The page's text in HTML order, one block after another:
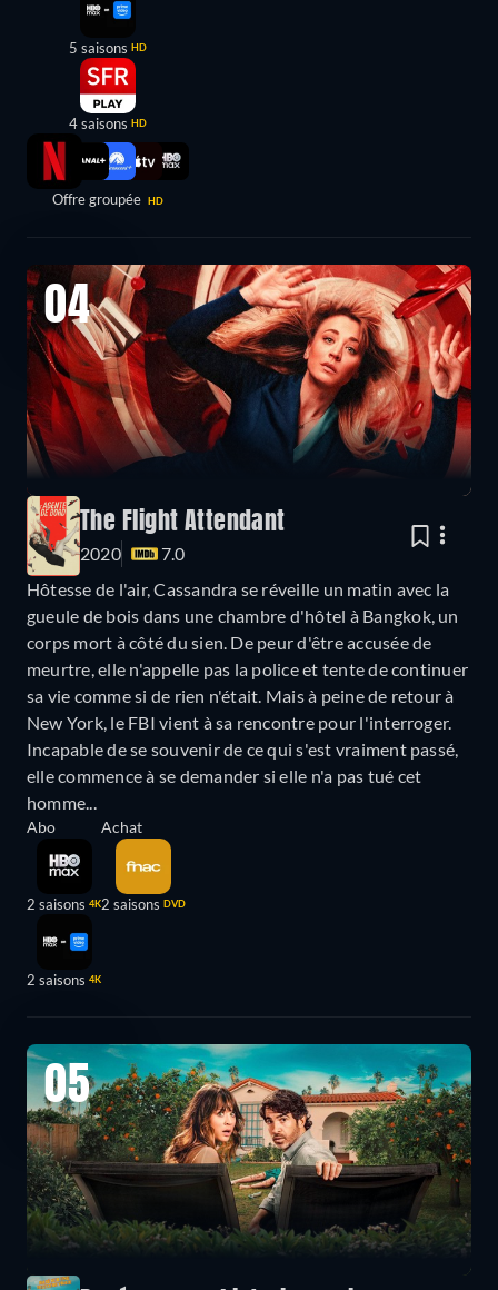
5 saisons HD
4 saisons HD
Offre groupée HD
04
The Flight Attendant
2020
7.0
Hôtesse de l'air, Cassandra se réveille un matin avec la
gueule de bois dans une chambre d'hôtel à Bangkok, un
corps mort à côté du sien. De peur d'être accusée de
meurtre, elle n'appelle pas la police et tente de continuer
sa vie comme si de rien n'était. Mais à peine de retour à
New York, le FBI vient à sa rencontre pour l'interroger.
Incapable de se souvenir de ce qui s'est vraiment passé,
elle commence à se demander si elle n'a pas tué cet
homme...
Abo
2 saisons 4K
2 saisons 4K
Achat
2 saisons DVD
05